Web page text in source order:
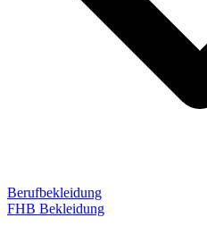
Berufbekleidung
FHB Bekleidung